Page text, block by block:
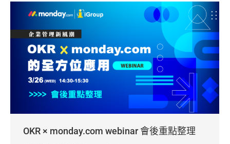
OKR × monday.com webinar 會後重點整理